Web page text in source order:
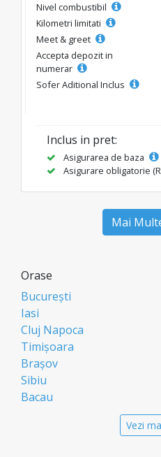
Nivel combustibil
Kilometri limitati
Meet & greet
Accepta depozit in
numerar
Sofer Aditional Inclus
Inclus in pret:
Asigurarea de baza
Asigurare obligatorie
Mai
Orase
București
Iasi
Cluj Napoca
Timișoara
Brașov
Sibiu
Bacau
Vezi